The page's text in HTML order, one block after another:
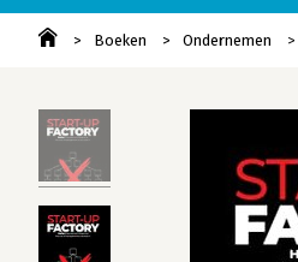
Boeken Ondernemen